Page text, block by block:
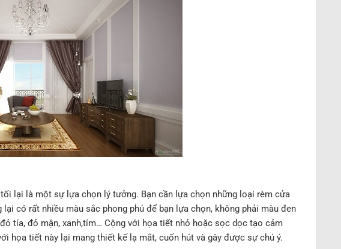
lại là một sự lựa chọn lý tưởng. Bạn cần lựa chọn những loại rèm cửa
có rất nhiều màu sắc phong phú để bạn lựa chọn, không phải màu đen
tía, đỏ mận, xanh,tím… Cộng với họa tiết nhỏ hoặc sọc dọc tạo cảm
họa tiết này lại mang thiết kế lạ mắt, cuốn hút và gây được sự chú ý.